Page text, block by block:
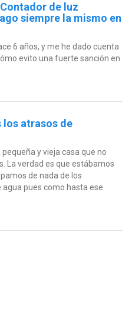
de luz
siempre la mismo en
6 años, y me he dado cuenta
evito una fuerte sanción en
los atrasos de
y vieja casa que no
La verdad es que estábamos
de nada de los
pues como hasta ese